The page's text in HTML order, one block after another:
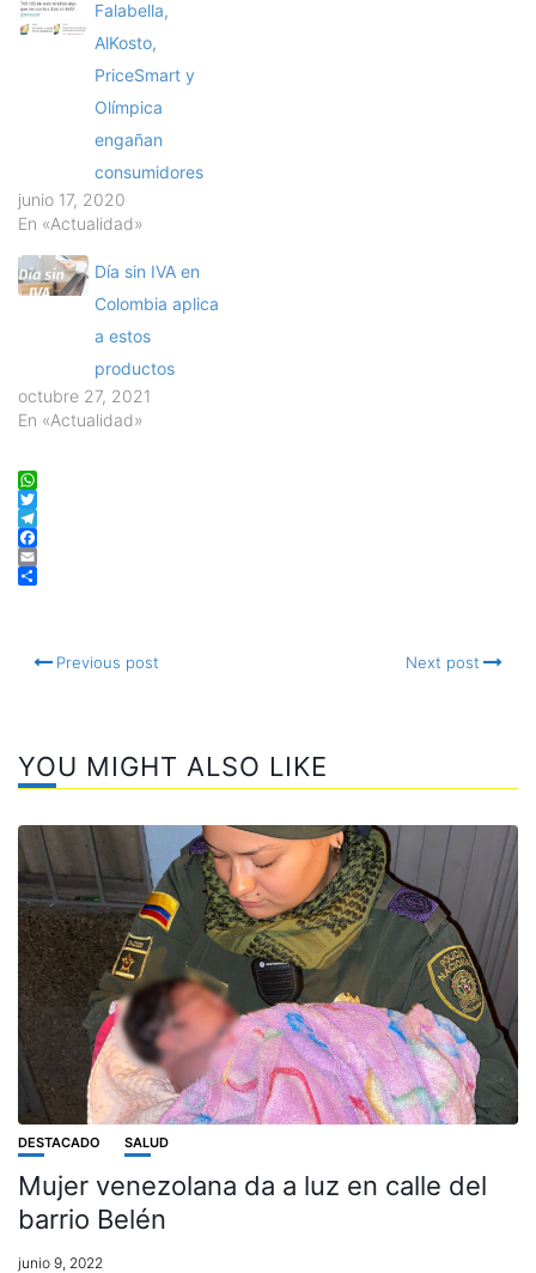
Falabella,
AlKosto,
PriceSmart y
Olímpica
engañan
consumidores
junio 17, 2020
En «Actualidad»
Día sin IVA en
Colombia aplica
a estos
productos
octubre 27, 2021
En «Actualidad»
WhatsApp
Twitter
Telegram
Facebook
Email
Previous post Next post
YOU MIGHT ALSO LIKE
DESTACADO SALUD
Mujer venezolana da a luz en calle del
barrio Belén
junio 9, 2022